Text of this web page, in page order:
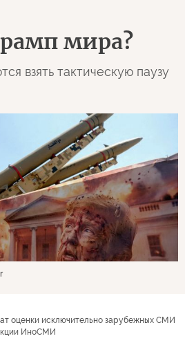
мира?
взять тактическую паузу
оценки исключительно зарубежных СМИ
ИноСМИ